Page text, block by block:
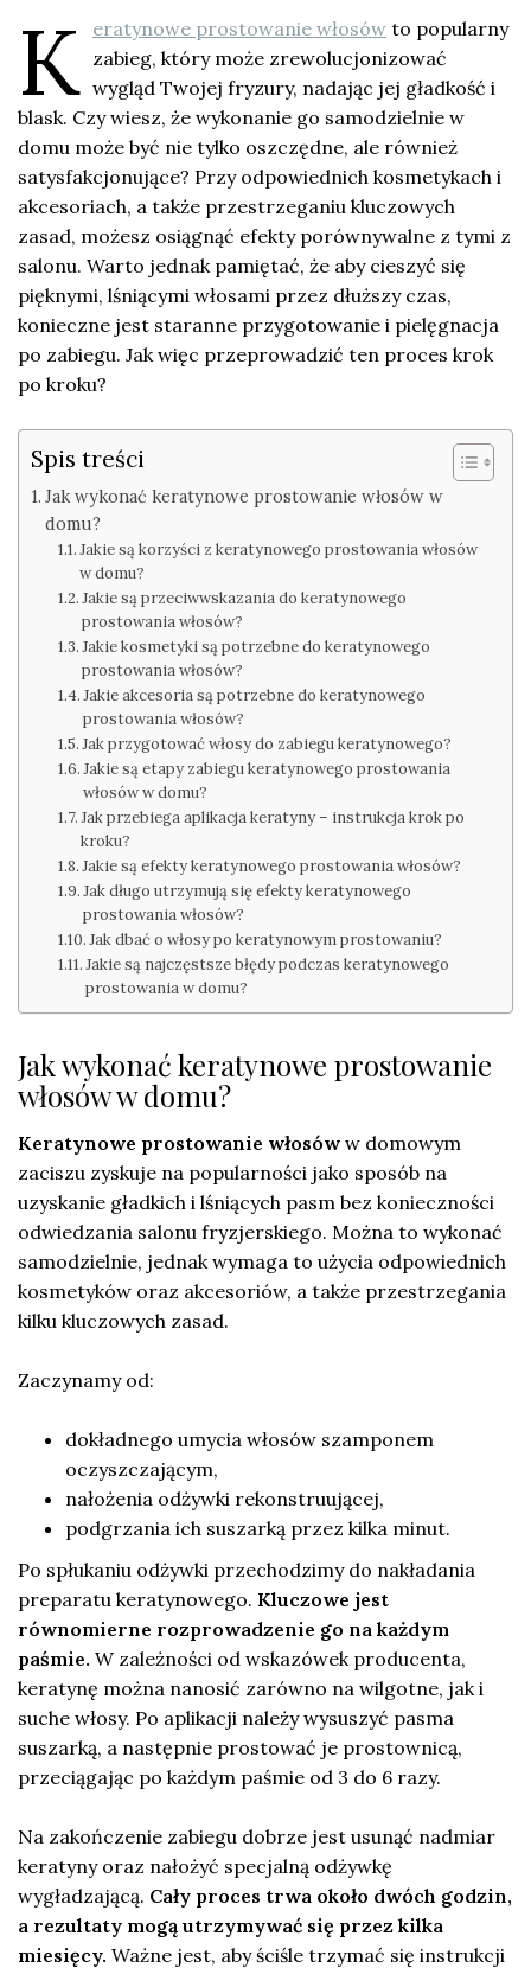
K eratynowe prostowanie włosów to popularny
zabieg, który może zrewolucjonizować
wygląd Twojej fryzury, nadając jej gładkość i
blask. Czy wiesz, że wykonanie go samodzielnie w
domu może być nie tylko oszczędne, ale również
satysfakcjonujące? Przy odpowiednich kosmetykach i
akcesoriach, a także przestrzeganiu kluczowych
zasad, możesz osiągnąć efekty porównywalne z tymi z
salonu. Warto jednak pamiętać, że aby cieszyć się
pięknymi, lśniącymi włosami przez dłuższy czas,
konieczne jest staranne przygotowanie i pielęgnacja
po zabiegu. Jak więc przeprowadzić ten proces krok
po kroku?
Spis treści
Jak wykonać keratynowe prostowanie włosów w
domu?
Jakie są korzyści z keratynowego prostowania włosów
w domu?
Jakie są przeciwwskazania do keratynowego
prostowania włosów?
Jakie kosmetyki są potrzebne do keratynowego
prostowania włosów?
Jakie akcesoria są potrzebne do keratynowego
prostowania włosów?
Jak przygotować włosy do zabiegu keratynowego?
Jakie są etapy zabiegu keratynowego prostowania
włosów w domu?
Jak przebiega aplikacja keratyny – instrukcja krok po
kroku?
Jakie są efekty keratynowego prostowania włosów?
Jak długo utrzymują się efekty keratynowego
prostowania włosów?
Jak dbać o włosy po keratynowym prostowaniu?
Jakie są najczęstsze błędy podczas keratynowego
prostowania w domu?
Jak wykonać keratynowe prostowanie
włosów w domu?
Keratynowe prostowanie włosów w domowym
zaciszu zyskuje na popularności jako sposób na
uzyskanie gładkich i lśniących pasm bez konieczności
odwiedzania salonu fryzjerskiego. Można to wykonać
samodzielnie, jednak wymaga to użycia odpowiednich
kosmetyków oraz akcesoriów, a także przestrzegania
kilku kluczowych zasad.
Zaczynamy od:
dokładnego umycia włosów szamponem
oczyszczającym,
nałożenia odżywki rekonstruującej,
podgrzania ich suszarką przez kilka minut.
Po spłukaniu odżywki przechodzimy do nakładania
preparatu keratynowego. Kluczowe jest
równomierne rozprowadzenie go na każdym
paśmie. W zależności od wskazówek producenta,
keratynę można nanosić zarówno na wilgotne, jak i
suche włosy. Po aplikacji należy wysuszyć pasma
suszarką, a następnie prostować je prostownicą,
przeciągając po każdym paśmie od 3 do 6 razy.
Na zakończenie zabiegu dobrze jest usunąć nadmiar
keratyny oraz nałożyć specjalną odżywkę
wygładzającą. Cały proces trwa około dwóch godzin,
a rezultaty mogą utrzymywać się przez kilka
miesięcy. Ważne jest, aby ściśle trzymać się instrukcji